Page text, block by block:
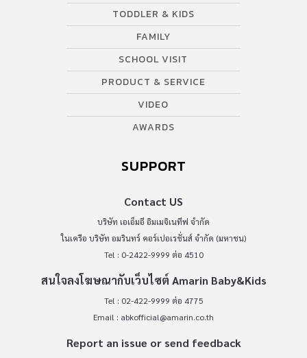
TODDLER & KIDS
FAMILY
SCHOOL VISIT
PRODUCT & SERVICE
VIDEO
AWARDS
SUPPORT
Contact US
บริษัท เอเอ็มอี อิมเมจิเนทีฟ จำกัด
ในเครือ บริษัท อมรินทร์ คอร์เปอเรชั่นส์ จำกัด (มหาชน)
Tel : 0-2422-9999 ต่อ 4510
สนใจลงโฆษณากับเว็บไซต์ Amarin Baby&Kids
Tel : 02-422-9999 ต่อ 4775
Email : abkofficial@amarin.co.th
Report an issue or send feedback